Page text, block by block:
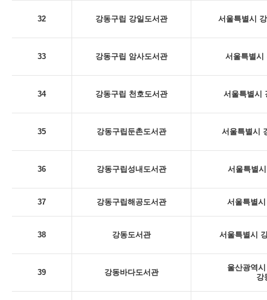
32 강동구립 강일도서관 서울특별시
33 강동구립 암사도서관 서울특별시
34 강동구립 천호도서관 서울특별시
35 강동구립둔촌도서관 서울특별시
36 강동구립성내도서관 서울특별
37 강동구립해공도서관 서울특별
38 강동도서관 서울특별시
39 강동바다도서관
울산광역
강